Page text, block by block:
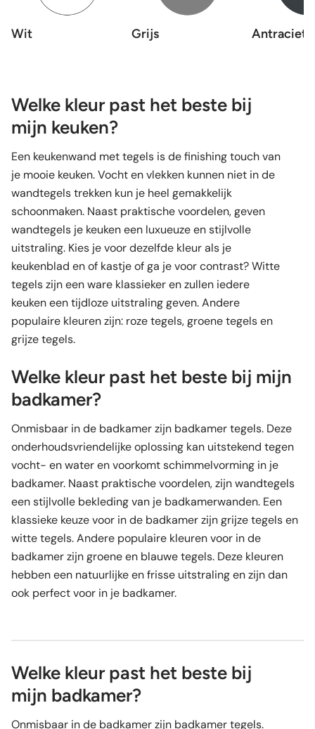
Wit Grijs Antraciet
Welke kleur past het beste bij
mijn keuken?
Een keukenwand met tegels is de finishing touch van
je mooie keuken. Vocht en vlekken kunnen niet in de
wandtegels trekken kun je heel gemakkelijk
schoonmaken. Naast praktische voordelen, geven
wandtegels je keuken een luxueuze en stijlvolle
uitstraling. Kies je voor dezelfde kleur als je
keukenblad en of kastje of ga je voor contrast? Witte
tegels zijn een ware klassieker en zullen iedere
keuken een tijdloze uitstraling geven. Andere
populaire kleuren zijn: roze tegels, groene tegels en
grijze tegels.
Welke kleur past het beste bij mijn
badkamer?
Onmisbaar in de badkamer zijn badkamer tegels. Deze
onderhoudsvriendelijke oplossing kan uitstekend tegen
vocht- en water en voorkomt schimmelvorming in je
badkamer. Naast praktische voordelen, zijn wandtegels
een stijlvolle bekleding van je badkamerwanden. Een
klassieke keuze voor in de badkamer zijn grijze tegels en
witte tegels. Andere populaire kleuren voor in de
badkamer zijn groene en blauwe tegels. Deze kleuren
hebben een natuurlijke en frisse uitstraling en zijn dan
ook perfect voor in je badkamer.
Welke kleur past het beste bij
mijn badkamer?
Onmisbaar in de badkamer zijn badkamer tegels.